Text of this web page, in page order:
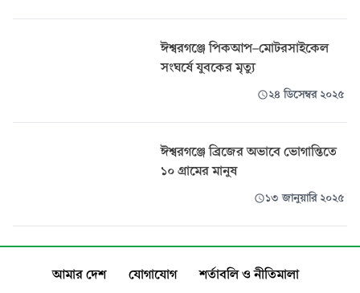
ঈশ্বরগঞ্জে পিকআপ–মোটরসাইকেল
সংঘর্ষে যুবকের মৃত্যু
২৪ ডিসেম্বর ২০২৫
ঈশ্বরগঞ্জে ব্রিজের অভাবে ভোগান্তিতে
১০ গ্রামের মানুষ
১৩ জানুয়ারি ২০২৫
আমার দেশ যোগাযোগ
শর্তাবলি ও নীতিমালা